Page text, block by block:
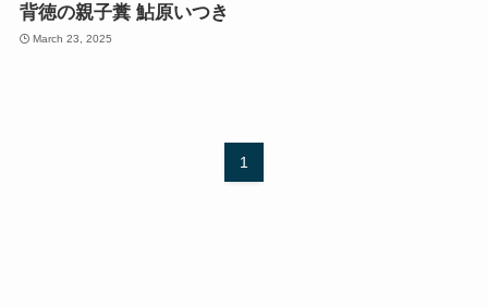
背徳の親子糞 鮎原いつき
March 23, 2025
1